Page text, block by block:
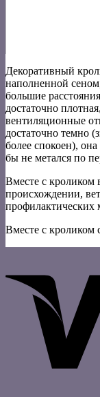
Декоративный
наполненной
большие
достаточно
вентиляционные
достаточно темно
более спокоен),
бы не метался по
Вместе с кроликом
происхождении,
профилактических
Вместе с кроликом